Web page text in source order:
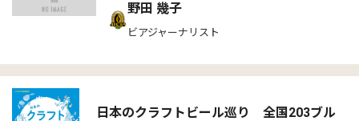
野田 幾子
ビアジャーナリスト
日本のクラフトビール巡り 全国203ブル